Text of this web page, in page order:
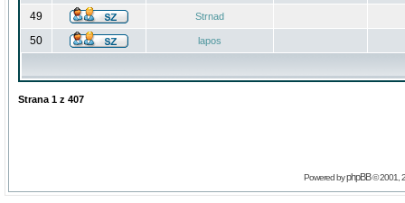
49 Strnad
50 lapos
Strana 1 z 407
Powered byphpBB© 2001,